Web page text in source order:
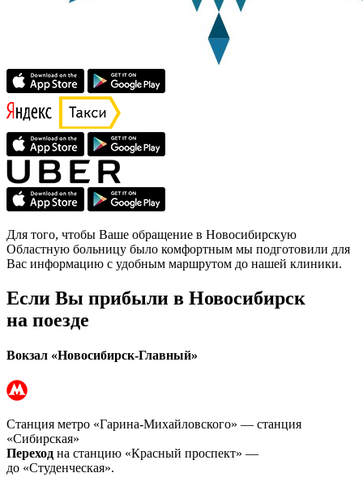
Для того, чтобы Ваше обращение в Новосибирскую
Областную больницу было комфортным мы подготовили для
Вас информацию с удобным маршрутом до нашей клиники.
Если Вы прибыли в Новосибирск
на поезде
Вокзал «Новосибирск-Главный»
Станция метро «Гарина-Михайловского» — станция
«Сибирская»
Переход на станцию «Красный проспект» —
до «Студенческая».